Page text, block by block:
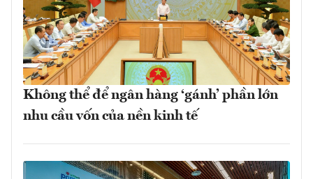
Không thể để ngân hàng ‘gánh’ phần lớn
nhu cầu vốn của nền kinh tế